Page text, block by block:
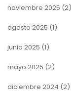
noviembre 2025 (2)
agosto 2025 (1)
junio 2025 (1)
mayo 2025 (2)
diciembre 2024 (2)